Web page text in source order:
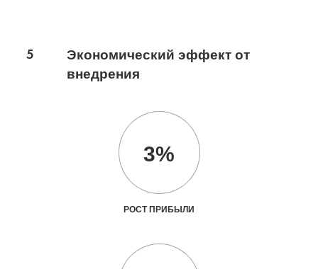
5
Экономический эффект от
внедрения
3%
РОСТ ПРИБЫЛИ